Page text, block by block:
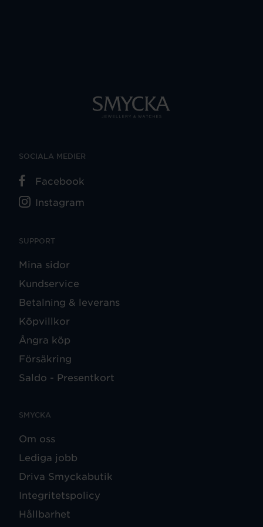
SUPPORT
Mina sidor
Kundservice
Betalning & leverans
Köpvillkor
Ångra köp
Försäkring
Saldo - Presentkort
SMYCKA
Om oss
Lediga jobb
Driva Smyckabutik
Integritetspolicy
Hållbarhet
SOCIALA MEDIER
Facebook
Instagram